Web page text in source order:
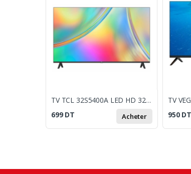
TV TCL 32S5400A LED HD 32" / SMART TV / ANDROID
699 DT Acheter
950 DT